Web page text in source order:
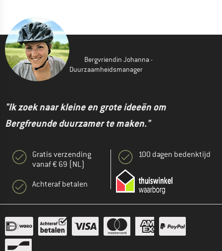
Bergvriendin Johanna -
Duurzaamheidsmanager
"Ik zoek naar kleine en grote ideeën om
Bergfreunde duurzamer te maken."
Gratis verzending
vanaf € 69 (NL)
Achteraf betalen
100 dagen bedenktijd